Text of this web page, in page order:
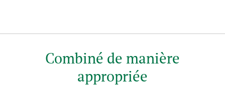
Combiné de manière
appropriée